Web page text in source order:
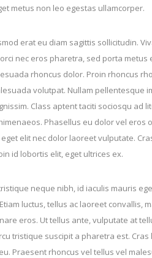
metus non leo egestas ullamcorper.
erat eu diam sagittis sollicitudin.
nec eros pharetra, sed porta metus
rhoncus dolor. Proin rhoncus
volutpat. Nullam pellentesque
Class aptent taciti sociosqu ad
Phasellus eu dolor vel eros
elit nec dolor laoreet vulputate.
id lobortis elit, eget ultrices ex.
neque nibh, id iaculis mauris
luctus, tellus ac laoreet convallis,
eros. Ut tellus ante, vulputate at
tristique suscipit a pharetra est.
Praesent rhoncus vel tellus vel